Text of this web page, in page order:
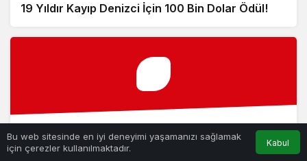
19 Yıldır Kayıp Denizci İçin 100 Bin Dolar Ödül!
Kanews Modül
Bu web sitesinde en iyi deneyimi yaşamanızı sağlamak
için çerezler kullanılmaktadır.
Kabul